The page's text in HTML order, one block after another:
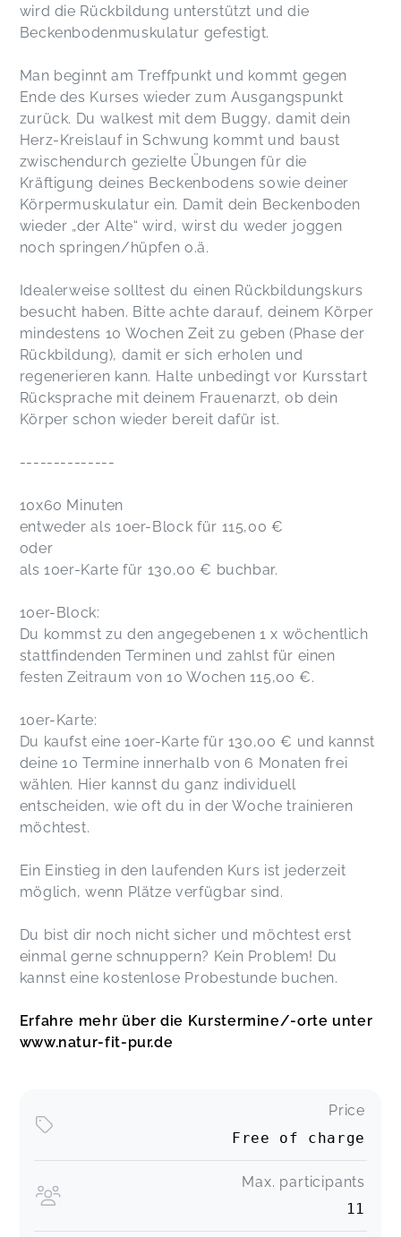
wird die Rückbildung unterstützt und die
Beckenbodenmuskulatur gefestigt.
Man beginnt am Treffpunkt und kommt gegen
Ende des Kurses wieder zum Ausgangspunkt
zurück. Du walkest mit dem Buggy, damit dein
Herz-Kreislauf in Schwung kommt und baust
zwischendurch gezielte Übungen für die
Kräftigung deines Beckenbodens sowie deiner
Körpermuskulatur ein. Damit dein Beckenboden
wieder „der Alte“ wird, wirst du weder joggen
noch springen/hüpfen o.ä.
Idealerweise solltest du einen Rückbildungskurs
besucht haben. Bitte achte darauf, deinem Körper
mindestens 10 Wochen Zeit zu geben (Phase der
Rückbildung), damit er sich erholen und
regenerieren kann. Halte unbedingt vor Kursstart
Rücksprache mit deinem Frauenarzt, ob dein
Körper schon wieder bereit dafür ist.
--------------
10x60 Minuten
entweder als 10er-Block für 115,00 €
oder
als 10er-Karte für 130,00 € buchbar.
10er-Block:
Du kommst zu den angegebenen 1 x wöchentlich
stattfindenden Terminen und zahlst für einen
festen Zeitraum von 10 Wochen 115,00 €.
10er-Karte:
Du kaufst eine 10er-Karte für 130,00 € und kannst
deine 10 Termine innerhalb von 6 Monaten frei
wählen. Hier kannst du ganz individuell
entscheiden, wie oft du in der Woche trainieren
möchtest.
Ein Einstieg in den laufenden Kurs ist jederzeit
möglich, wenn Plätze verfügbar sind.
Du bist dir noch nicht sicher und möchtest erst
einmal gerne schnuppern? Kein Problem! Du
kannst eine kostenlose Probestunde buchen.
Erfahre mehr über die Kurstermine/-orte unter
www.natur-fit-pur.de
Price
Free of charge
Max. participants
11